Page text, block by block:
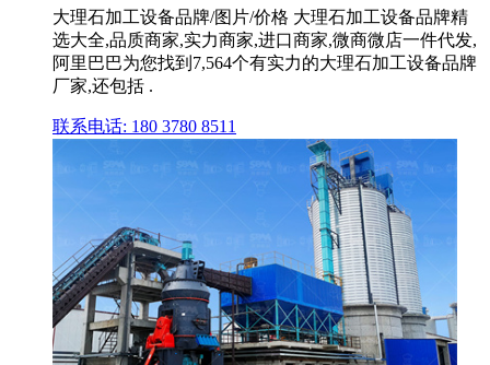
大理石加工设备品牌/图片/价格 大理石加工设备品牌精
选大全,品质商家,实力商家,进口商家,微商微店一件代发,
阿里巴巴为您找到7,564个有实力的大理石加工设备品牌
厂家,还包括 .
联系电话: 180 3780 8511